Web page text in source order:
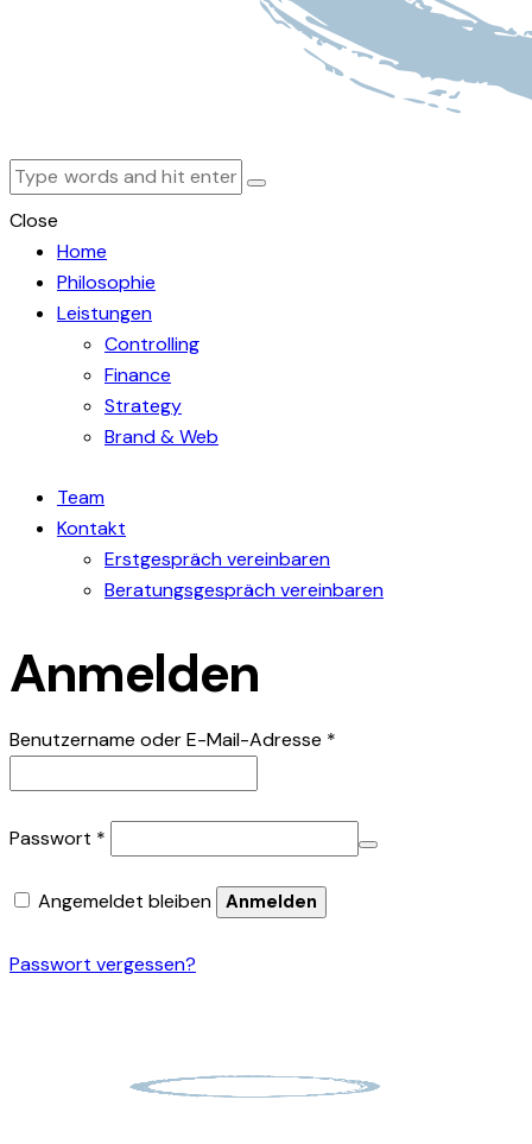
Close
Home
Philosophie
Leistungen
Controlling
Finance
Strategy
Brand & Web
Team
Kontakt
Erstgespräch vereinbaren
Beratungsgespräch vereinbaren
Anmelden
Benutzername oder E-Mail-Adresse *
Passwort *
Angemeldet bleiben Anmelden
Passwort vergessen?